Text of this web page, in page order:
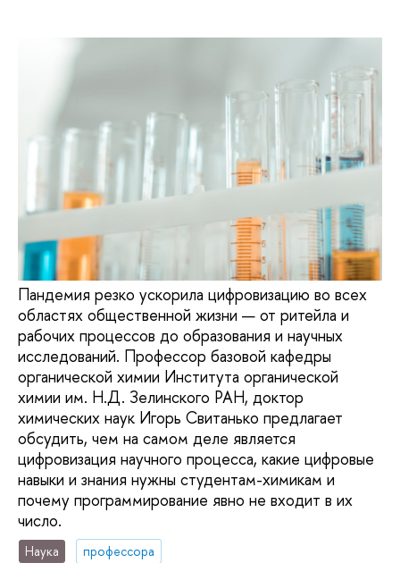
Пандемия резко ускорила цифровизацию во всех
областях общественной жизни — от ритейла и
рабочих процессов до образования и научных
исследований. Профессор базовой кафедры
органической химии Института органической
химии им. Н.Д. Зелинского РАН, доктор
химических наук Игорь Свитанько предлагает
обсудить, чем на самом деле является
цифровизация научного процесса, какие цифровые
навыки и знания нужны студентам-химикам и
почему программирование явно не входит в их
число.
Наука
профессора